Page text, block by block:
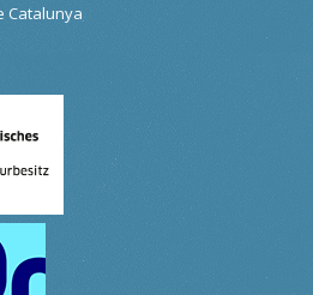
Catalunya